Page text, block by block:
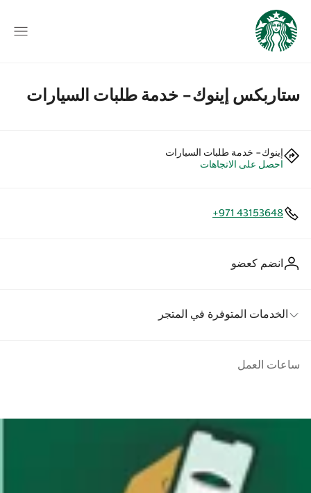
ستاربكس إينوك- خدمة طلبات السيارات
إينوك- خدمة طلبات السيارات
احصل على الاتجاهات
+971 43153648
انضم كعضو
الخدمات المتوفرة في المتجر
ساعات العمل